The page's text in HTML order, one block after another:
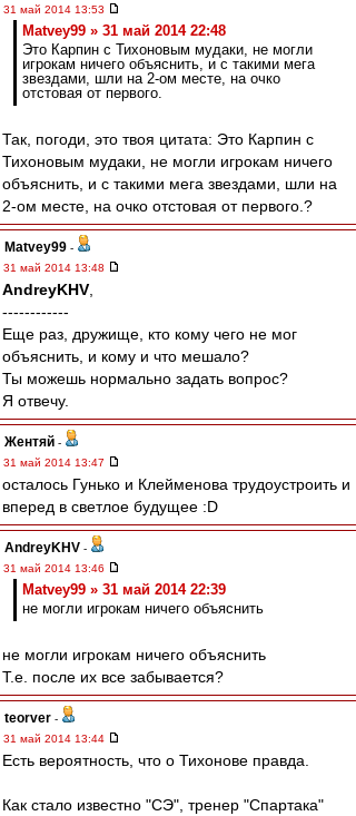
31 май 2014 13:53
Matvey99 » 31 май 2014 22:48
Это Карпин с Тихоновым мудаки, не могли
игрокам ничего объяснить, и с такими мега
звездами, шли на 2-ом месте, на очко
отстовая от первого.
Так, погоди, это твоя цитата: Это Карпин с
Тихоновым мудаки, не могли игрокам ничего
объяснить, и с такими мега звездами, шли на
2-ом месте, на очко отстовая от первого.?
Matvey99 -
31 май 2014 13:48
AndreyKHV
------------
Еще раз, дружище, кто кому чего не мог
объяснить, и кому и что мешало?
Ты можешь нормально задать вопрос?
Я отвечу.
Жентяй -
31 май 2014 13:47
осталось Гунько и Клейменова трудоустроить и
вперед в светлое будущее :D
AndreyKHV -
31 май 2014 13:46
Matvey99 » 31 май 2014 22:39
не могли игрокам ничего объяснить
не могли игрокам ничего объяснить
Т.е. после их все забывается?
teorver -
31 май 2014 13:44
Есть вероятность, что о Тихонове правда.
Как стало известно "СЭ", тренер "Спартака"